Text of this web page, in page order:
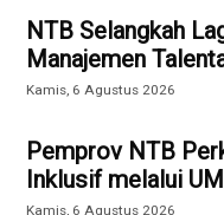
NTB Selangkah
Manajemen
Kamis, 6 Agustus 2026
Pemprov NTB
Inklusif melalui
Kamis, 6 Agustus 2026